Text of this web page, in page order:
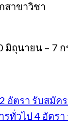
สาขาวิชา
ถุนายน – 7
ตรา รับสมัค
วไป 4 อัตร